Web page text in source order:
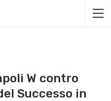
W contro
Successo in